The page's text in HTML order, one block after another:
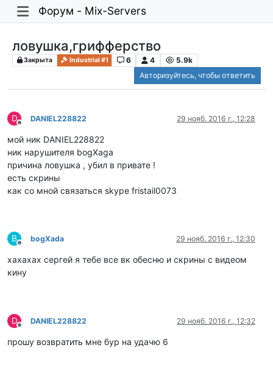
Форум - Mix-Servers
ловушка,грифферство
Закрыта Industrial #1 6 4
5.9k
Авторизуйтесь, чтобы ответить
D
Не в сети
DANIEL228822 29 нояб. 2016 г., 12:28
мой ник DANIEL228822
ник нарушителя bogXaga
причина ловушка , убил в привате !
есть скрины
как со мной связаться skype fristail0073
B
Не в сети
bogXada 29 нояб. 2016 г., 12:30
хахахах сергей я тебе все вк обесню и скрины с видеом
кину
D
Не в сети
DANIEL228822 29 нояб. 2016 г., 12:32
прошу возвратить мне бур на удачю 6